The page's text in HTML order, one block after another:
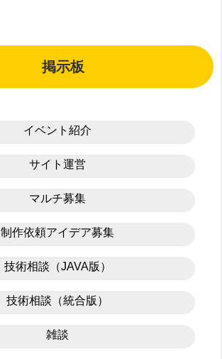
掲示板
イベント紹介
サイト運営
マルチ募集
制作依頼アイデア募集
技術相談（JAVA版）
技術相談（統合版）
雑談